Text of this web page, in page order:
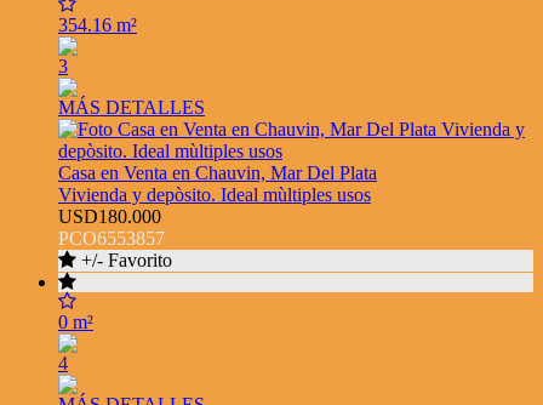
354.16 m²
3
MÁS DETALLES
Casa en Venta en Chauvin, Mar Del Plata
Vivienda y depòsito. Ideal mùltiples usos
USD180.000
PCO6553857
+/- Favorito
0 m²
4